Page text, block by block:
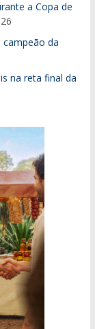
a Copa de
da
na reta final da